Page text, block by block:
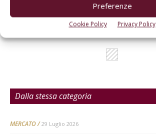
Preferenze
Cookie Policy Privacy Policy
Dalla stessa categoria
MERCATO 29 Luglio 2026